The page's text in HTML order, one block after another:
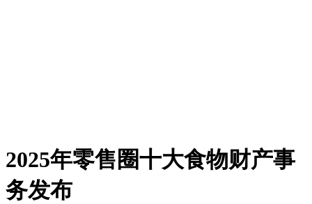
2025年零售圈十大食物财产事
务发布